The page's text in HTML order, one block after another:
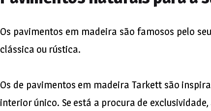
Os pavimentos em madeira são famosos pelo
clássica ou rústica.
Os de pavimentos em madeira Tarkett são
interior único. Se está a procura de